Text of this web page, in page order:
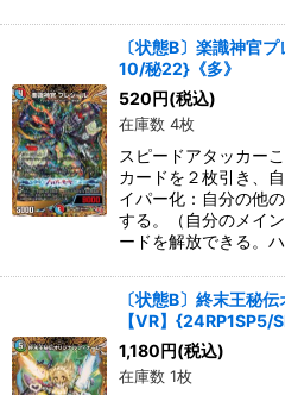
〔状態B〕楽識神官
10/秘22}《多》
520円(税込)
在庫数 4枚
スピードアタッカー
カードを２枚引き、
イパー化：自分の他
する。（自分のメイ
ードを解放できる。
〔状態B〕終末王秘
【VR】{24RP1SP5/
1,180円(税込)
在庫数 1枚